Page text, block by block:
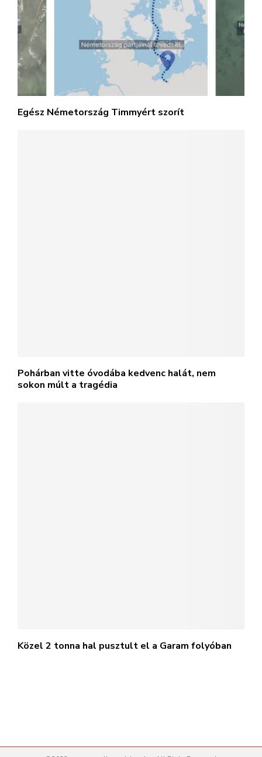
Egész Németország Timmyért szorít
Pohárban vitte óvodába kedvenc halát, nem
sokon múlt a tragédia
Közel 2 tonna hal pusztult el a Garam folyóban